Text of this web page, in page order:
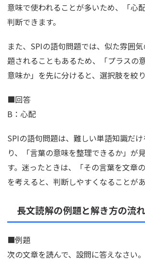
意味で使われることが多いため、「心
判断できます。
また、SPIの語句問題では、似た雰囲
題されることもあるため、「プラスの
意味か」を先に分けると、選択肢を絞
■回答
B：心配
SPIの語句問題は、難しい単語知識だ
り、「言葉の意味を整理できるか」が
す。迷ったときは、「その言葉を文章
を考えると、判断しやすくなることがあ
長文読解の例題と解き方の流れ
■例題
次の文章を読んで、設問に答えなさい。